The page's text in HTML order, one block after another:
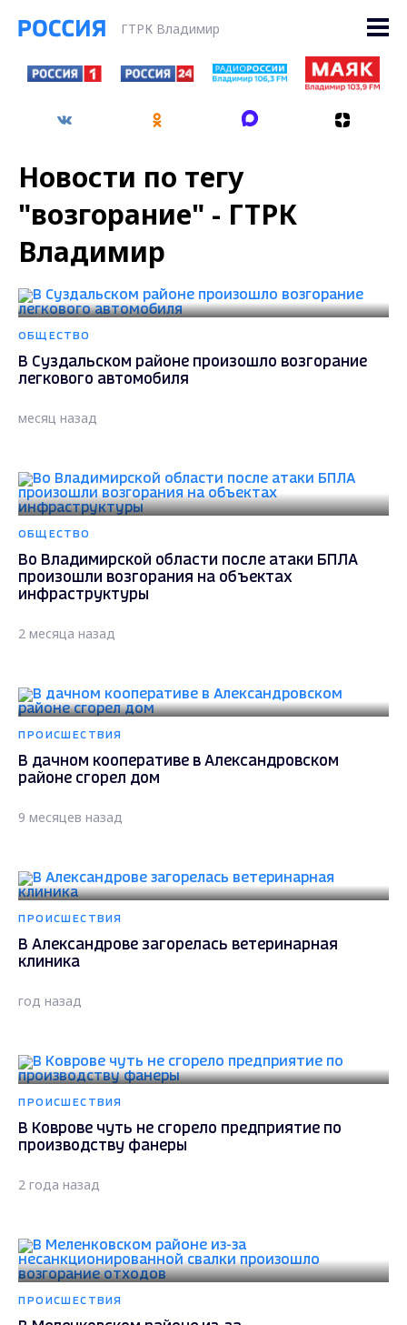
ГТРК Владимир
Новости по тегу
"возгорание" - ГТРК
Владимир
ОБЩЕСТВО
В Суздальском районе произошло возгорание
легкового автомобиля
месяц назад
ОБЩЕСТВО
Во Владимирской области после атаки БПЛА
произошли возгорания на объектах
инфраструктуры
2 месяца назад
ПРОИСШЕСТВИЯ
В дачном кооперативе в Александровском
районе сгорел дом
9 месяцев назад
ПРОИСШЕСТВИЯ
В Александрове загорелась ветеринарная
клиника
год назад
ПРОИСШЕСТВИЯ
В Коврове чуть не сгорело предприятие по
производству фанеры
2 года назад
ПРОИСШЕСТВИЯ